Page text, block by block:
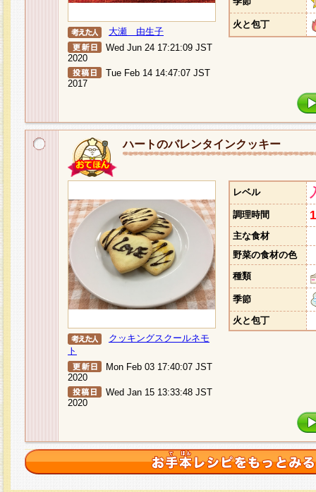
大瀬 由生子
Wed Jun 24 17:21:09 JST
2020
Tue Feb 14 14:47:07 JST
2017
火と包丁
ハートのバレンタインクッキー
クッキングスクールネモ
ト
Mon Feb 03 17:40:07 JST
2020
Wed Jan 15 13:33:48 JST
2020
レベル
調理時間
主な食材
野菜の食材の色
種類
季節
火と包丁